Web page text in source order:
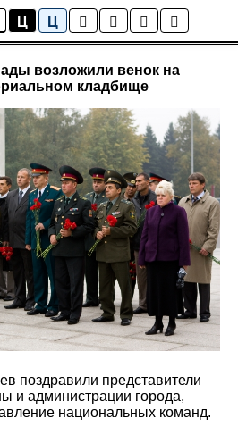
Ц Ц
Новости
возложили венок на
кладбище
поздравили представители
и администрации города,
национальных команд.